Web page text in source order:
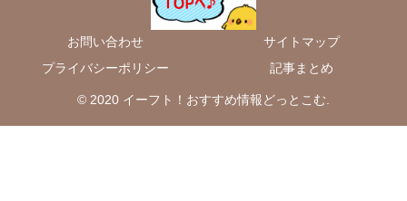
お問い合わせ
サイトマップ
プライバシーポリシー
記事まとめ
© 2020 イーフト！おすすめ情報どっとこむ.